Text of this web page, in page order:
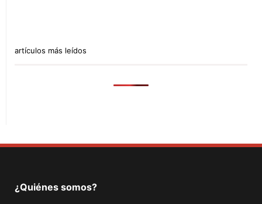
artículos más leídos
¿Quiénes somos?